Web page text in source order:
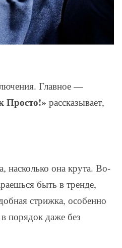
Главное —
Просто!» рассказывает,
насколько она крута. Во-
быть в тренде,
стрижка, особенно
порядок даже без